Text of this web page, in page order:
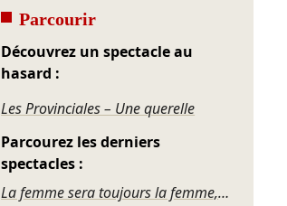
Parcourir
Découvrez un spectacle au
hasard :
Les Provinciales – Une querelle
Parcourez les derniers
spectacles :
La femme sera toujours la femme, revue nue...cléaire